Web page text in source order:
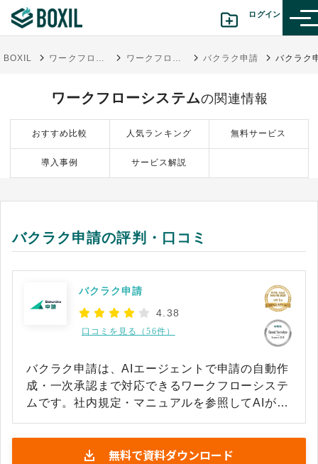
ログイン
診断から探す(β版)
記事から探す
BOXIL ワークフローシステムおすすめ18選｜一覧比較表で費用・機能・評判【2025年ランキング】 ワークフローシステム バクラク申請
ワークフローシステムの関連情報
おすすめ比較 人気ランキング 無料サービス
導入事例 サービス解説
バクラク申請の評判・口コミ
バクラク申請
4.38
口コミを見る（56件）
バクラク申請は、AIエージェントで申請の自動作
成・一次承認まで対応できるワークフローシステ
ムです。社内規定・マニュアルを参照してAIがレ
実行するため、承認業務の工数を削減しやすくな
っています。承認経路は申請金額・役職・チーム
無料で資料ダウンロード